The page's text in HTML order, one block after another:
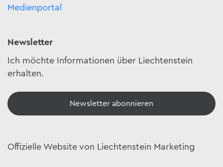
Medienportal
Newsletter
Ich möchte Informationen über Liechtenstein
erhalten.
Newsletter abonnieren
Offizielle Website von Liechtenstein Marketing